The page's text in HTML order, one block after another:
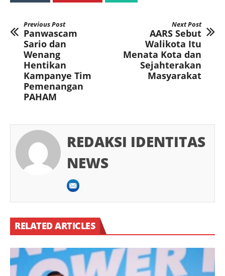
Previous Post
Panwascam
Sario dan
Wenang
Hentikan
Kampanye Tim
Pemenangan
PAHAM
Next Post
AARS Sebut
Walikota Itu
Menata Kota dan
Sejahterakan
Masyarakat
REDAKSI IDENTITAS
NEWS
RELATED ARTICLES